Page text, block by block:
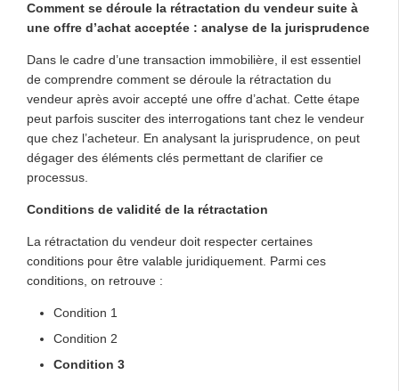
Comment se déroule la rétractation du vendeur suite à
une offre d’achat acceptée : analyse de la jurisprudence
Dans le cadre d’une transaction immobilière, il est essentiel
de comprendre comment se déroule la rétractation du
vendeur après avoir accepté une offre d’achat. Cette étape
peut parfois susciter des interrogations tant chez le vendeur
que chez l’acheteur. En analysant la jurisprudence, on peut
dégager des éléments clés permettant de clarifier ce
processus.
Conditions de validité de la rétractation
La rétractation du vendeur doit respecter certaines
conditions pour être valable juridiquement. Parmi ces
conditions, on retrouve :
Condition 1
Condition 2
Condition 3